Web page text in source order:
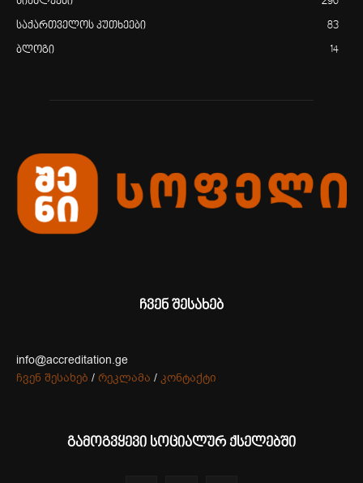
საქართველოს კუთხეები 83
ბლოგი 14
ჩვენ შესახებ
info@accreditation.ge
ჩვენ შესახებ / რეკლამა / კონტაქტი
გამოგვყევი სოციალურ ქსელებში